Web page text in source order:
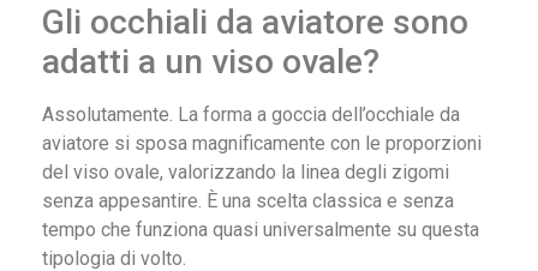
Gli occhiali da aviatore sono
adatti a un viso ovale?
Assolutamente. La forma a goccia dell’occhiale da
aviatore si sposa magnificamente con le proporzioni
del viso ovale, valorizzando la linea degli zigomi
senza appesantire. È una scelta classica e senza
tempo che funziona quasi universalmente su questa
tipologia di volto.